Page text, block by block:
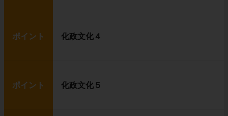
ポイント 化政文化４
ポイント 化政文化５